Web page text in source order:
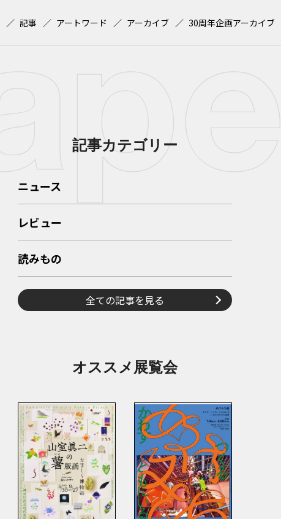
記事 アートワード アーカイブ 30周年企画アーカイブ
記事カテゴリー
ニュース
レビュー
読みもの
全ての記事を見る
オススメ展覧会